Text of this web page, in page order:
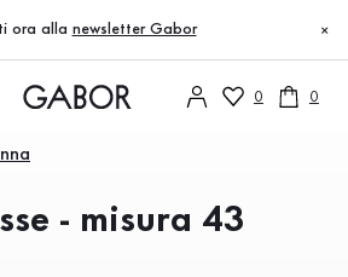
ora alla newsletter Gabor ×
0 0
- misura 43